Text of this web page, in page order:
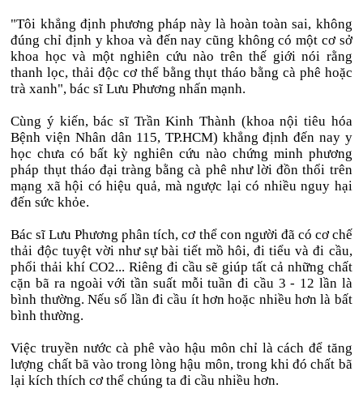
"Tôi khẳng định phương pháp này là hoàn toàn sai, không
đúng chỉ định y khoa và đến nay cũng không có một cơ sở
khoa học và một nghiên cứu nào trên thế giới nói rằng
thanh lọc, thải độc cơ thể bằng thụt tháo bằng cà phê hoặc
trà xanh", bác sĩ Lưu Phương nhấn mạnh.
Cùng ý kiến, bác sĩ Trần Kinh Thành (khoa nội tiêu hóa
Bệnh viện Nhân dân 115, TP.HCM) khẳng định đến nay y
học chưa có bất kỳ nghiên cứu nào chứng minh phương
pháp thụt tháo đại tràng bằng cà phê như lời đồn thổi trên
mạng xã hội có hiệu quả, mà ngược lại có nhiều nguy hại
đến sức khỏe.
Bác sĩ Lưu Phương phân tích, cơ thể con người đã có cơ chế
thải độc tuyệt vời như sự bài tiết mồ hôi, đi tiểu và đi cầu,
phổi thải khí CO2... Riêng đi cầu sẽ giúp tất cả những chất
cặn bã ra ngoài với tần suất mỗi tuần đi cầu 3 - 12 lần là
bình thường. Nếu số lần đi cầu ít hơn hoặc nhiều hơn là bất
bình thường.
Việc truyền nước cà phê vào hậu môn chỉ là cách để tăng
lượng chất bã vào trong lòng hậu môn, trong khi đó chất bã
lại kích thích cơ thể chúng ta đi cầu nhiều hơn.